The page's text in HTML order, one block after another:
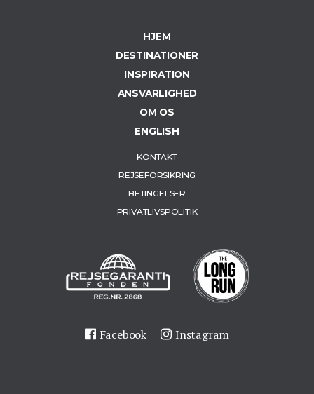
HJEM
DESTINATIONER
INSPIRATION
ANSVARLIGHED
OM OS
ENGLISH
KONTAKT
REJSEFORSIKRING
BETINGELSER
PRIVATLIVSPOLITIK
Facebook Instagram